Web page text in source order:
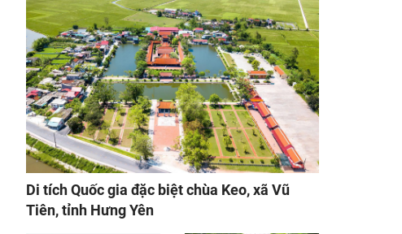
Di tích Quốc gia đặc biệt chùa Keo, xã Vũ
Tiên, tỉnh Hưng Yên